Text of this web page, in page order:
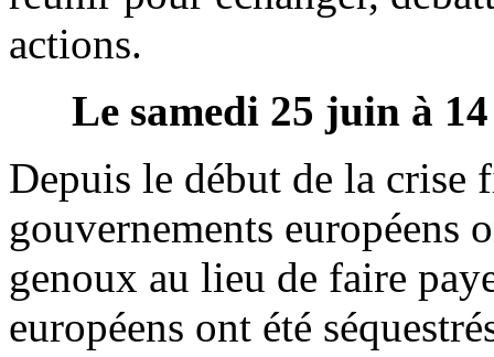
actions.
Le samedi 25 juin à
Depuis le début de la crise
gouvernements européens
genoux au lieu de faire
européens ont été